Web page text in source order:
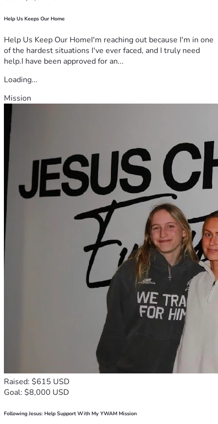
Help Us Keeps Our Home
Help Us Keep Our HomeI'm reaching out because I'm in one
of the hardest situations I've ever faced, and I truly need
help.I have been approved for an...
Loading...
Mission
Raised: $615 USD
Goal: $8,000 USD
Following Jesus: Help Support With My YWAM Mission